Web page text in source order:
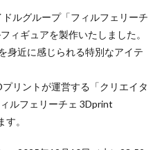
ルグループ「フィルフェリーチ
ィギュアを製作いたしました。
身近に感じられる特別なアイテ
リントが運営する「クリエイタ
ルフェリーチェ 3Dprint
。